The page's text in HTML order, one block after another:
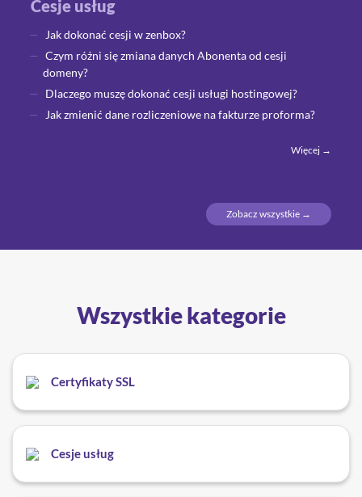
Cesje usług
Jak dokonać cesji w zenbox?
Czym różni się zmiana danych Abonenta od cesji
domeny?
Dlaczego muszę dokonać cesji usługi hostingowej?
Jak zmienić dane rozliczeniowe na fakturze proforma?
Więcej →
Zobacz wszystkie →
Wszystkie kategorie
Certyfikaty SSL
Cesje usług